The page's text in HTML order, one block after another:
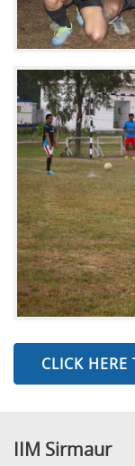
CLICK
IIM Sirmaur